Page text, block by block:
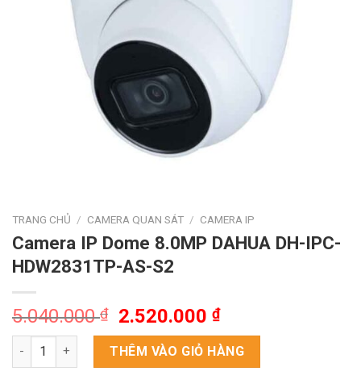
TRANG CHỦ / CAMERA QUAN SÁT / CAMERA IP
Camera IP Dome 8.0MP DAHUA DH-IPC-
HDW2831TP-AS-S2
5.040.000₫
Giá
gốc
là:
5.040.000 ₫.
2.520.000₫Giá
hiện
tại
là:
Camera IP Dome 8.0MP DAHUA DH-IPC-HDW2831TP-AS-S2 số
THÊM VÀO GIỎ HÀNG